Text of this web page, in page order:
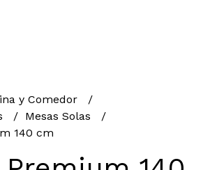
y Comedor
Mesas Solas
140 cm